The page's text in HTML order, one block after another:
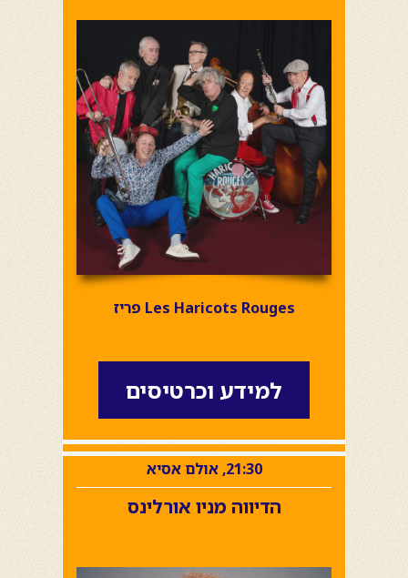
Les Haricots Rouges פריז
למידע וכרטיסים
21:30, אולם אסיא
הדיווה מניו אורלינס